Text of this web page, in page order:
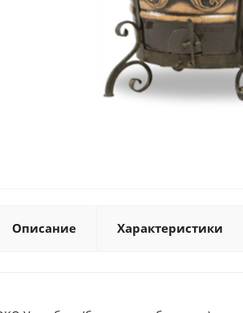
Описание Характеристики